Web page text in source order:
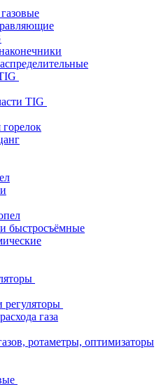
TIG
быстросъёмные
регуляторы
газа
ротаметры, оптимизаторы